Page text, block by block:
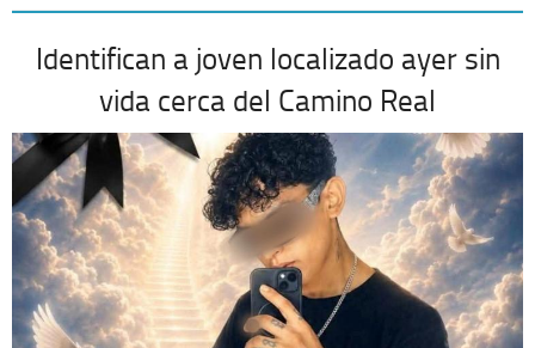
Identifican a joven localizado ayer sin
vida cerca del Camino Real